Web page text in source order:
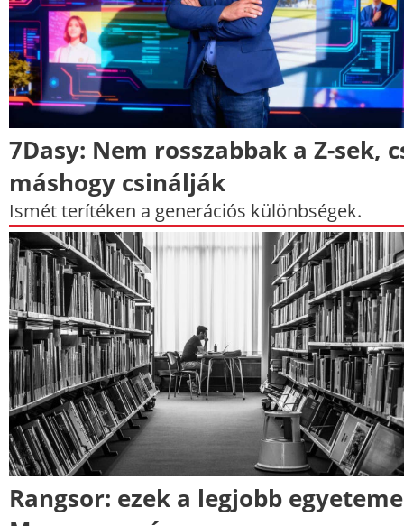
7Dasy: Nem rosszabbak a Z-sek,
máshogy csinálják
Ismét terítéken a generációs különbségek.
Rangsor: ezek a legjobb